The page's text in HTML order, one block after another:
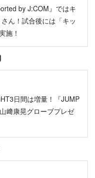
by J:COM』ではキ
ん！試合後には「キッ
施！
日間は増量！『JUMP
﨑康晃グローブプレゼ